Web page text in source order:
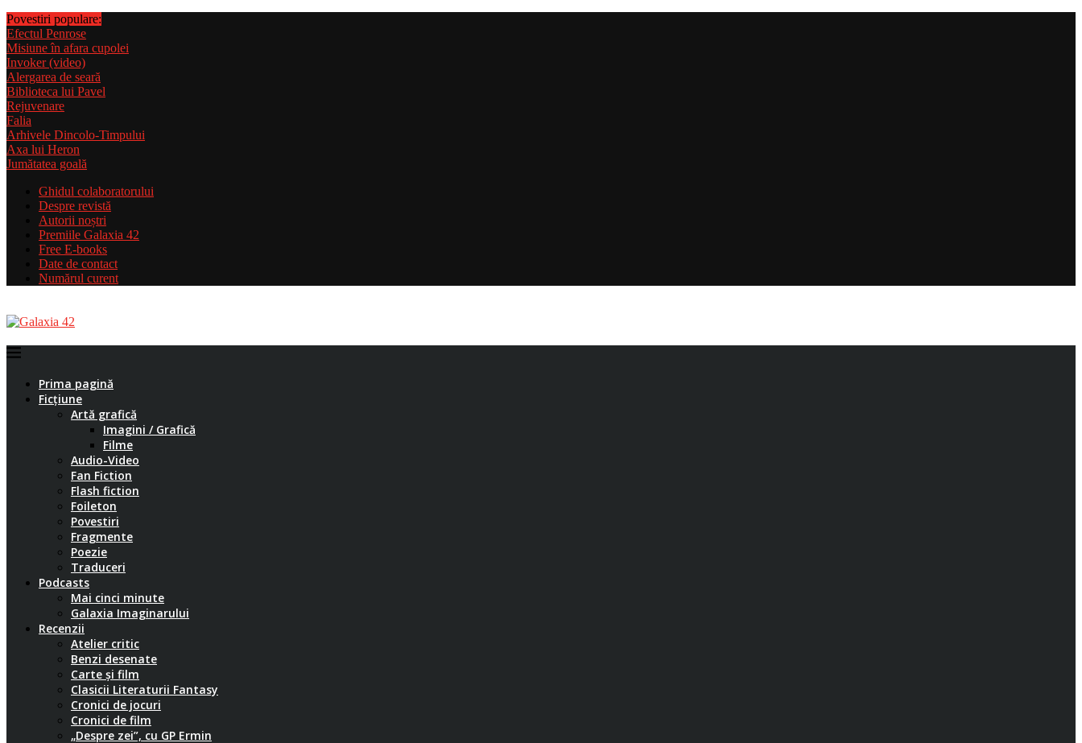
Povestiri populare:
Efectul Penrose
Misiune în afara cupolei
Invoker (video)
Alergarea de seară
Biblioteca lui Pavel
Rejuvenare
Falia
Arhivele Dincolo-Timpului
Axa lui Heron
Jumătatea goală
Ghidul colaboratorului
Despre revistă
Autorii noștri
Premiile Galaxia 42
Free E-books
Date de contact
Numărul curent
Prima pagină
Ficțiune
Artă grafică
Imagini / Grafică
Filme
Audio-Video
Fan Fiction
Flash fiction
Foileton
Povestiri
Fragmente
Poezie
Traduceri
Podcasts
Mai cinci minute
Galaxia Imaginarului
Recenzii
Atelier critic
Benzi desenate
Carte și film
Clasicii Literaturii Fantasy
Cronici de jocuri
Cronici de film
„Despre zei”, cu GP Ermin